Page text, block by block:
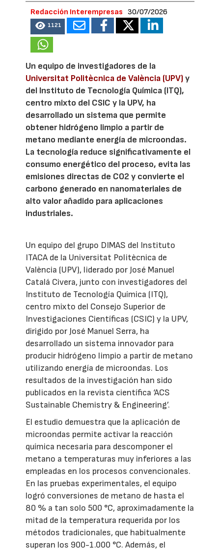
Redacción Interempresas 30/07/2026
1121
Un equipo de investigadores de la
Universitat Politècnica de València (UPV)y
del Instituto de Tecnología Química (ITQ),
centro mixto del CSIC y la UPV, ha
desarrollado un sistema que permite
obtener hidrógeno limpio a partir de
metano mediante energía de microondas.
La tecnología reduce significativamente el
consumo energético del proceso, evita las
emisiones directas de CO2 y convierte el
carbono generado en nanomateriales de
alto valor añadido para aplicaciones
industriales.
Un equipo del grupo DIMAS del Instituto
ITACA de la Universitat Politècnica de
València (UPV), liderado por José Manuel
Catalá Civera, junto con investigadores del
Instituto de Tecnología Química (ITQ),
centro mixto del Consejo Superior de
Investigaciones Científicas (CSIC) y la UPV,
dirigido por José Manuel Serra, ha
desarrollado un sistema innovador para
producir hidrógeno limpio a partir de metano
utilizando energía de microondas. Los
resultados de la investigación han sido
publicados en la revista científica ‘ACS
Sustainable Chemistry & Engineering’.
El estudio demuestra que la aplicación de
microondas permite activar la reacción
química necesaria para descomponer el
metano a temperaturas muy inferiores a las
empleadas en los procesos convencionales.
En las pruebas experimentales, el equipo
logró conversiones de metano de hasta el
80 % a tan solo 500 °C, aproximadamente la
mitad de la temperatura requerida por los
métodos tradicionales, que habitualmente
superan los 900-1.000 °C. Además, el